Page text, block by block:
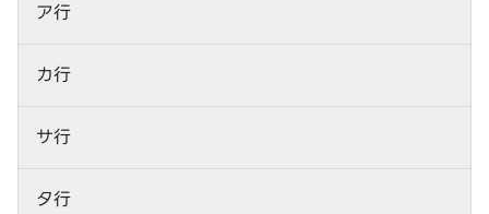
ア行
カ行
サ行
タ行